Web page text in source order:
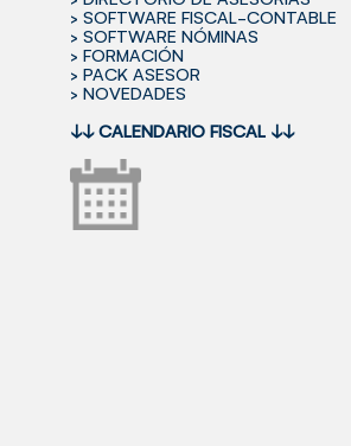
> SOFTWARE FISCAL-CONTABLE
> SOFTWARE NÓMINAS
> FORMACIÓN
> PACK ASESOR
> NOVEDADES
↓↓ CALENDARIO FISCAL ↓↓